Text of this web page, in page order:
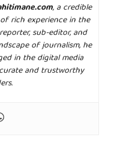
, a credible
rich experience in the
sub-editor, and
of journalism, he
in the digital media
and trustworthy